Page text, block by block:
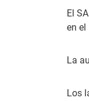
El
en el
La
Los